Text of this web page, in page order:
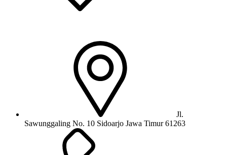
Jl.
Sawunggaling No. 10 Sidoarjo Jawa Timur 61263